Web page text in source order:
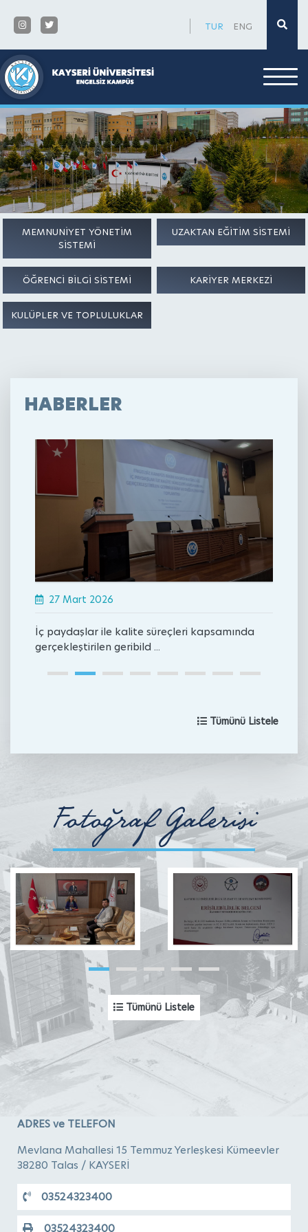
×
TUR ENG
MEMNUNİYET YÖNETİM
SİSTEMİ
UZAKTAN EĞİTİM SİSTEMİ
ÖĞRENCİ BİLGİ SİSTEMİ KARİYER MERKEZİ
KULÜPLER VE TOPLULUKLAR
HABERLER
27 Mart 2026
İç paydaşlar ile kalite süreçleri kapsamında
gerçekleştirilen geribild ...
Tümünü Listele
Fotoğraf Galerisi
Tümünü Listele
ADRES ve TELEFON
Mevlana Mahallesi 15 Temmuz Yerleşkesi Kümeevler
38280 Talas / KAYSERİ
03524323400
03524323400